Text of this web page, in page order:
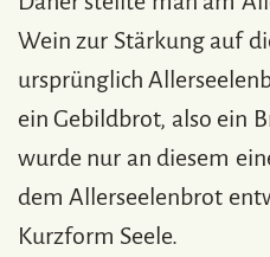
Wein zur Stärkung auf
ursprünglich
ein Gebildbrot, also ein
wurde nur an diesem
dem Allerseelenbrot
Kurzform Seele.